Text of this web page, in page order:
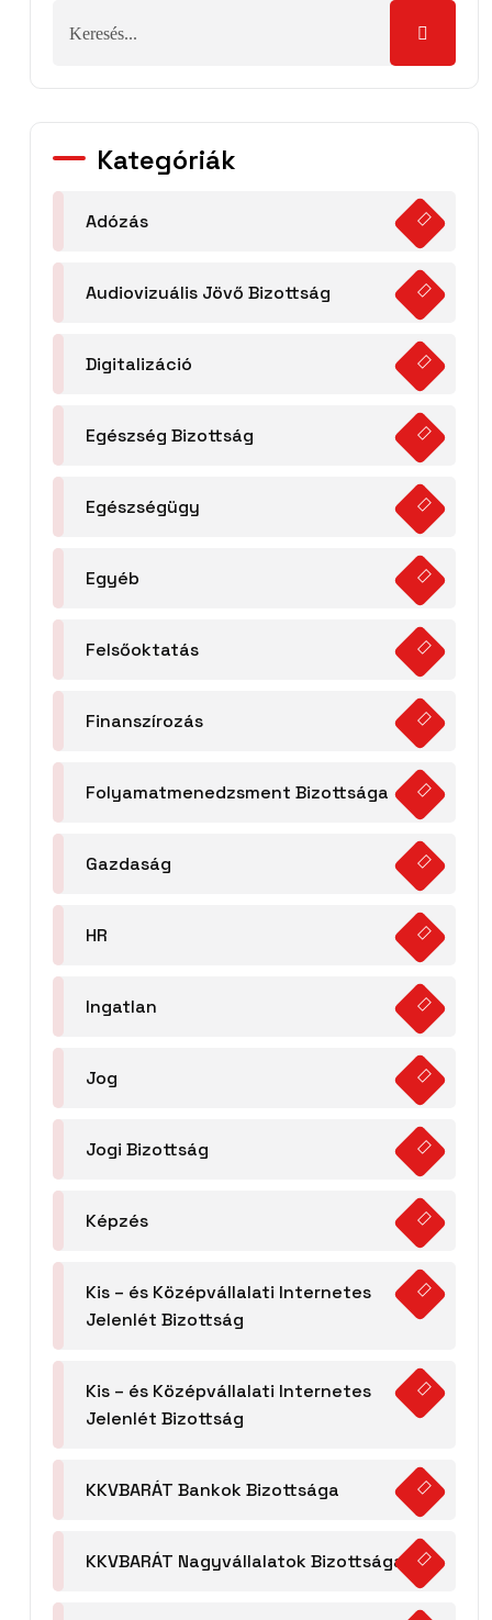
Kategóriák
Adózás
Audiovizuális Jövő Bizottság
Digitalizáció
Egészség Bizottság
Egészségügy
Egyéb
Felsőoktatás
Finanszírozás
Folyamatmenedzsment Bizottsága
Gazdaság
HR
Ingatlan
Jog
Jogi Bizottság
Képzés
Kis – és Középvállalati Internetes
Jelenlét Bizottság
Kis – és Középvállalati Internetes
Jelenlét Bizottság
KKVBARÁT Bankok Bizottsága
KKVBARÁT Nagyvállalatok Bizottsága